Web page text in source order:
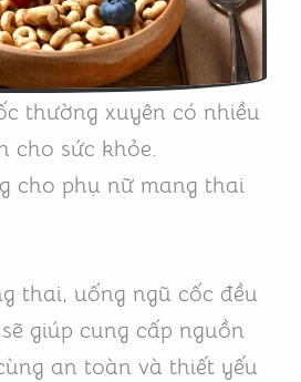
thường xuyên có nhiều
cho sức khỏe.
cho phụ nữ mang thai
thai, uống ngũ cốc đều
giúp cung cấp nguồn
an toàn và thiết yếu